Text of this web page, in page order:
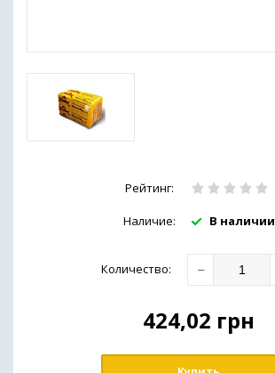
Рейтинг:
Наличие: В наличии
Количество: −
424,02 грн